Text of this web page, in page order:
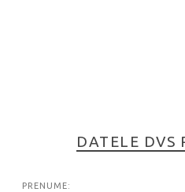
DATELE DVS
PRENUME: